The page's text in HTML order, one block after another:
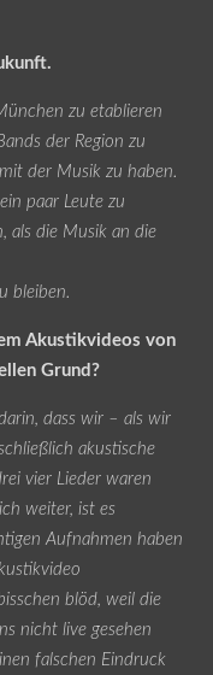
zu etablieren
der Region zu
der Musik zu haben.
paar Leute zu
als die Musik an die
bleiben.
Akustikvideos von
Grund?
dass wir – als wir
akustische
vier Lieder waren
weiter, ist es
Aufnahmen haben
blöd, weil die
nicht live gesehen
falschen Eindruck